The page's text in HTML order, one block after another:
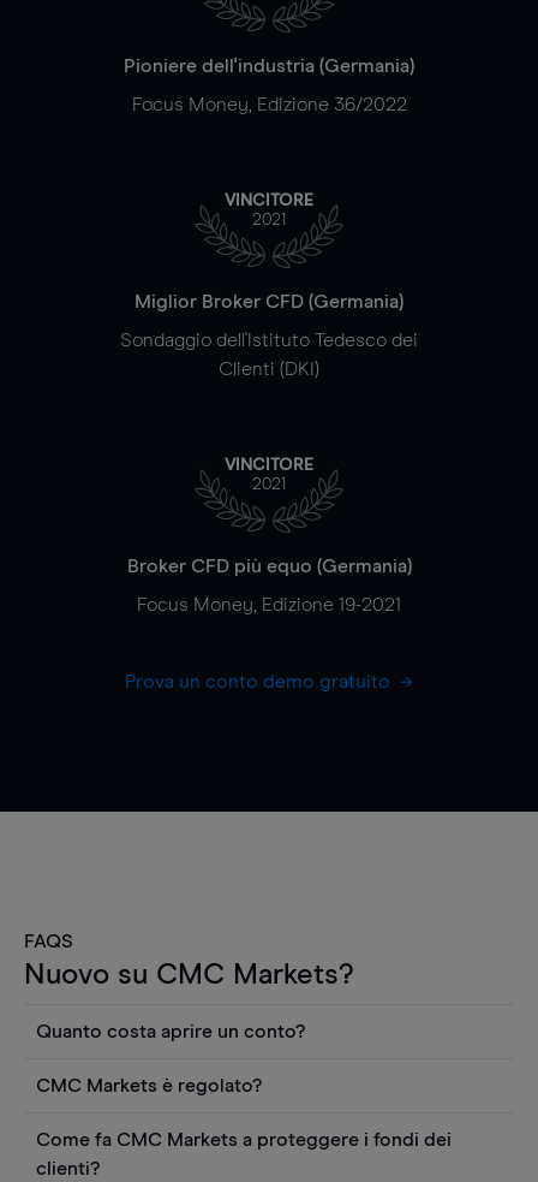
Pioniere dell'industria (Germania)
Focus Money, Edizione 36/2022
VINCITORE
2021
Miglior Broker CFD (Germania)
Sondaggio dell'Istituto Tedesco dei
Clienti (DKI)
VINCITORE
2021
Broker CFD più equo (Germania)
Focus Money, Edizione 19-2021
Prova un conto demo gratuito
FAQS
Nuovo su CMC Markets?
Quanto costa aprire un conto?
Puoi anche visualizzare gratuitamente i prezzi e
utilizzare strumenti come grafici, notizie Reuters
o rapporti quantitativi sui titoli azionari di
CMC Markets è regolato?
regolamentato dall'Autorità federale tedesca di
Come fa CMC Markets a proteggere i fondi dei
clienti?